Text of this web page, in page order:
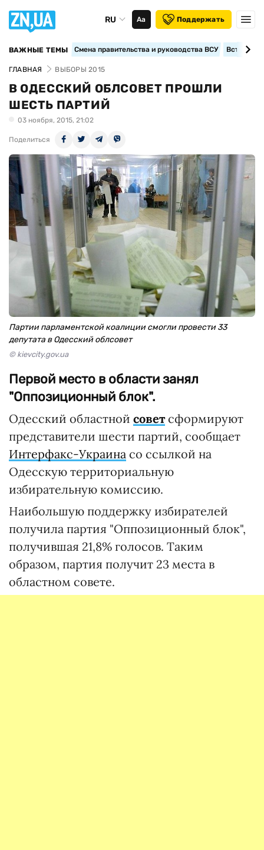
RU Аа Поддержать
ВАЖНЫЕ ТЕМЫ Смена правительства и руководства ВСУ
ГЛАВНАЯ ВЫБОРЫ 2015
В ОДЕССКИЙ ОБЛСОВЕТ ПРОШЛИ
ШЕСТЬ ПАРТИЙ
03 ноября, 2015, 21:02
Поделиться
Партии парламентской коалиции смогли провести 33
депутата в Одесский облсовет
© kievcity.gov.ua
Первой место в области занял
"Оппозиционный блок".
Одесский областной советсформируют
представители шести партий, сообщает
Интерфакс-Украина со ссылкой на
Одесскую территориальную
избирательную комиссию.
Наибольшую поддержку избирателей
получила партия "Оппозиционный блок",
получившая 21,8% голосов. Таким
образом, партия получит 23 места в
областном совете.